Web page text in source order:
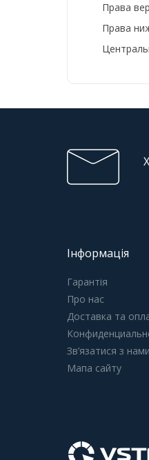
Права
Права
Інформація
Гарантія
Про нас
Доставка та
Зв’язатися з нами
Мапа сайту